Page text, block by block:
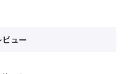
ュー